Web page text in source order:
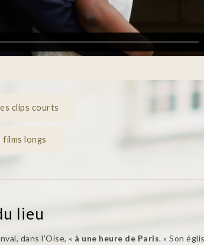
clips courts
films longs
lieu
dans l’Oise, « à une heure de Paris. » Son